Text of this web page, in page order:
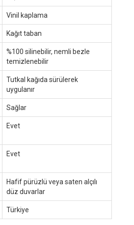
Vinil kaplama
Kağıt taban
%100 silinebilir, nemli bezle
temizlenebilir
Tutkal kağıda sürülerek
uygulanır
Sağlar
Evet
Evet
Hafif pürüzlü veya saten alçılı
düz duvarlar
Türkiye